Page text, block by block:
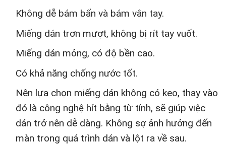
Không dễ bám bẩn và bám vân tay.
Miếng dán trơn mượt, không bị rít tay vuốt.
Miếng dán mỏng, có độ bền cao.
Có khả năng chống nước tốt.
Nên lựa chọn miếng dán không có keo, thay vào
đó là công nghệ hít bằng từ tính, sẽ giúp việc
dán trở nên dễ dàng. Không sợ ảnh hưởng đến
màn trong quá trình dán và lột ra về sau.